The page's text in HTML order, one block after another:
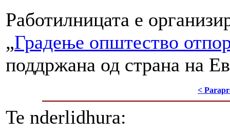
Работилницата е
„Градење општество
поддржана од страна на
<
Te nderlidhura: